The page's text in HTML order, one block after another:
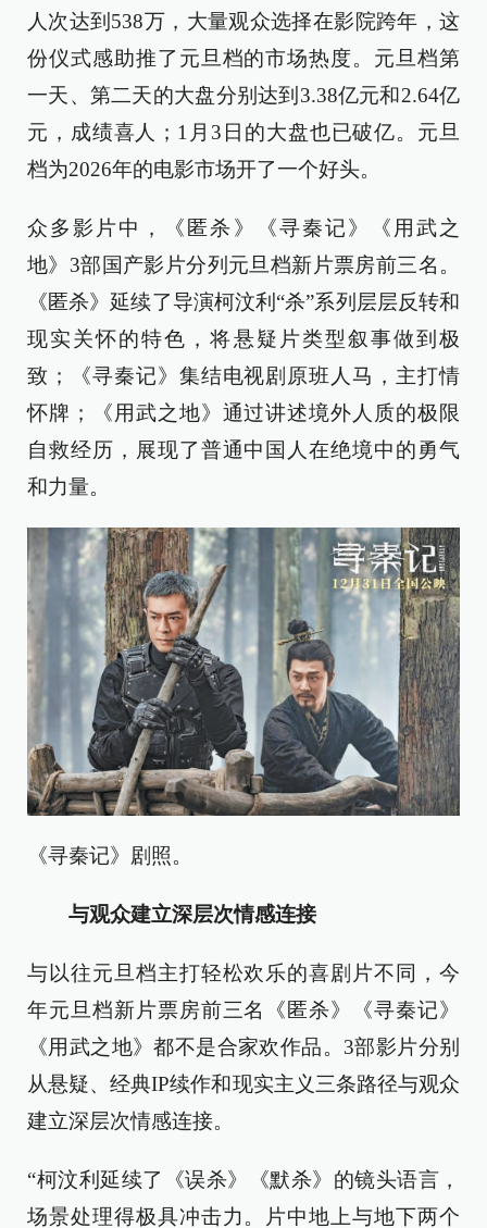
人次达到538万，大量观众选择在影院跨年，这
份仪式感助推了元旦档的市场热度。元旦档第
一天、第二天的大盘分别达到3.38亿元和2.64亿
元，成绩喜人；1月3日的大盘也已破亿。元旦
档为2026年的电影市场开了一个好头。
众多影片中，《匿杀》《寻秦记》《用武之
地》3部国产影片分列元旦档新片票房前三名。
《匿杀》延续了导演柯汶利“杀”系列层层反转和
现实关怀的特色，将悬疑片类型叙事做到极
致；《寻秦记》集结电视剧原班人马，主打情
怀牌；《用武之地》通过讲述境外人质的极限
自救经历，展现了普通中国人在绝境中的勇气
和力量。
《寻秦记》剧照。
与观众建立深层次情感连接
与以往元旦档主打轻松欢乐的喜剧片不同，今
年元旦档新片票房前三名《匿杀》《寻秦记》
《用武之地》都不是合家欢作品。3部影片分别
从悬疑、经典IP续作和现实主义三条路径与观众
建立深层次情感连接。
“柯汶利延续了《误杀》《默杀》的镜头语言，
场景处理得极具冲击力。片中地上与地下两个